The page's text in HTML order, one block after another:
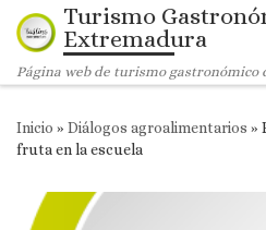
Saltar al contenido
Turismo
Extremadura
Página web de turismo gastronómico
Inicio » Diálogos agroalimentarios »
fruta en la escuela